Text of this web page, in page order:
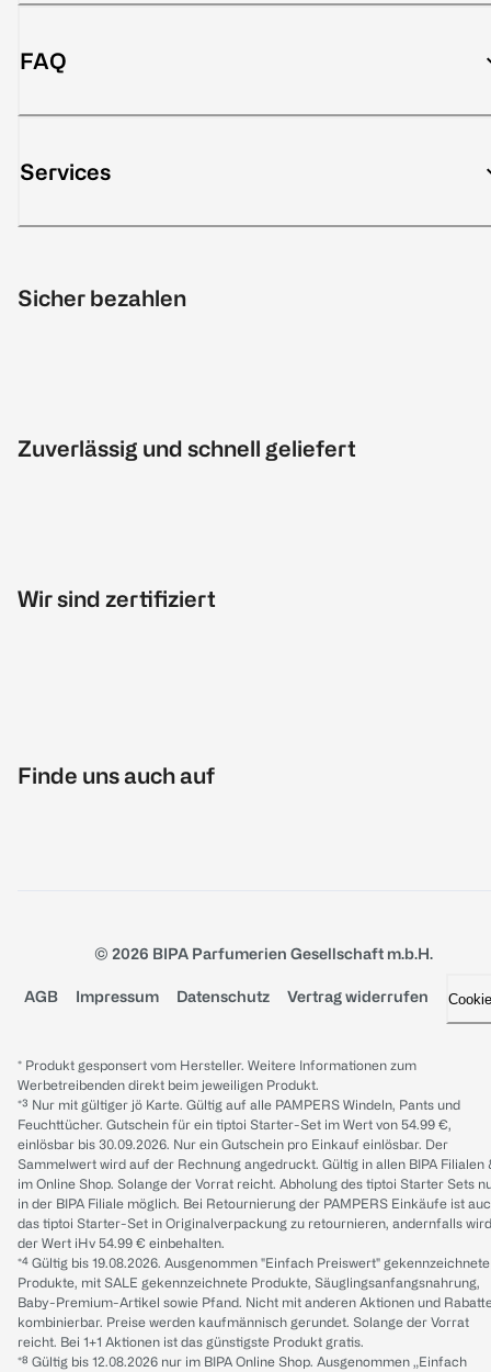
FAQ
Services
Sicher bezahlen
Zuverlässig und schnell geliefert
Wir sind zertifiziert
Finde uns auch auf
© 2026 BIPA Parfumerien Gesellschaft m.b.H.
AGB Impressum Datenschutz Vertrag widerrufen
* Produkt gesponsert vom Hersteller. Weitere Informationen zum
Werbetreibenden direkt beim jeweiligen Produkt.
*³ Nur mit gültiger jö Karte. Gültig auf alle PAMPERS Windeln, Pants und
Feuchttücher. Gutschein für ein tiptoi Starter-Set im Wert von 54.99 €,
einlösbar bis 30.09.2026. Nur ein Gutschein pro Einkauf einlösbar. Der
Sammelwert wird auf der Rechnung angedruckt. Gültig in allen BIPA Filialen
im Online Shop. Solange der Vorrat reicht. Abholung des tiptoi Starter Sets
in der BIPA Filiale möglich. Bei Retournierung der PAMPERS Einkäufe ist
das tiptoi Starter-Set in Originalverpackung zu retournieren, andernfalls wird
der Wert iHv 54.99 € einbehalten.
*⁴ Gültig bis 19.08.2026. Ausgenommen "Einfach Preiswert" gekennzeichnete
Produkte, mit SALE gekennzeichnete Produkte, Säuglingsanfangsnahrung,
Baby-Premium-Artikel sowie Pfand. Nicht mit anderen Aktionen und
kombinierbar. Preise werden kaufmännisch gerundet. Solange der Vorrat
reicht. Bei 1+1 Aktionen ist das günstigste Produkt gratis.
*⁸ Gültig bis 12.08.2026 nur im BIPA Online Shop. Ausgenommen „Einfach